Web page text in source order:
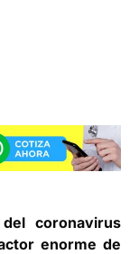
coronavirus
enorme de